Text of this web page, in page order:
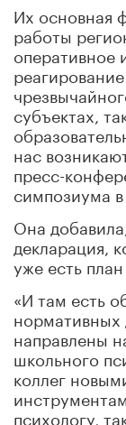
Их основная
работы
оперативное
субъектах,
нас
пресс-
симпозиума
Она
декларация,
уже есть
«И там есть
нормативных
направлены
школьного
коллег
психологу,